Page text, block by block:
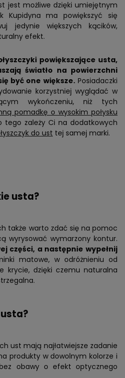
jest możliwe dzięki umiejętnym
Kupidyna ma powiększyć się
jedynie większych kącików,
efekt.
powiększające usta,
światło na powierzchni
być one większe.Posiadaczki
korzystniej wyglądać w
wykończeniu, niż tych
pomadkę o wysokim połysku
tego zależy Ci na dodatkowych
do ust tej samej marki.
usta?
także warto zdać się na pomoc
wyrysować wymarzony kontur.
części, a następnie wypełnij
matowe, w odróżnieniu od
krycie, dzięki czemu naturalna
ust mają najłatwiejsze zadanie
produkty w dowolnym kolorze i
obawy o efekt optycznego